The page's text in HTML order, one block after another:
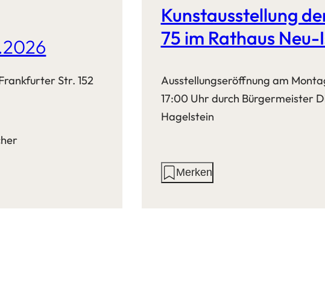
Str. 152
Kunstausstellung
75 im Rathaus
Ausstellungseröffnung am
17:00 Uhr durch Bürgermeister
Hagelstein
AktionenMerken